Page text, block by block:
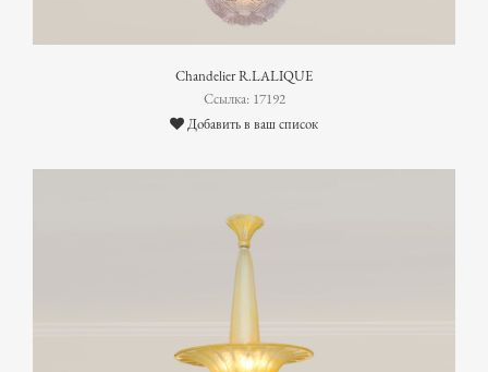
Chandelier R.LALIQUE
Ссылка: 17192
Добавить в ваш список